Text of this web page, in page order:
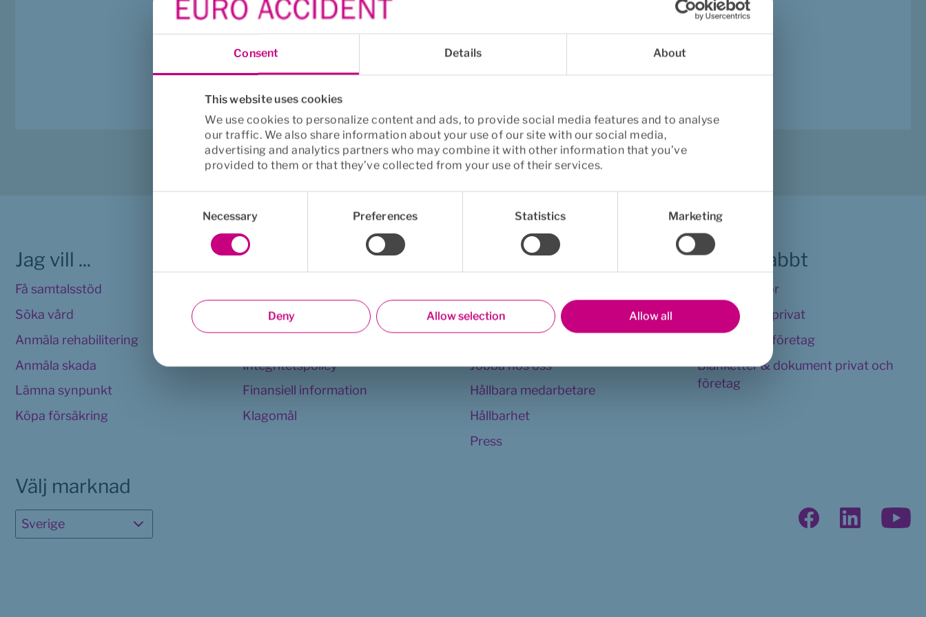
Consent Details About
This website uses cookies
We use cookies to personalize content and ads, to provide social media features and to analyse
our traffic. We also share information about your use of our site with our social media,
advertising and analytics partners who may combine it with other information that you’ve
provided to them or that they’ve collected from your use of their services.
Necessary Preferences Statistics Marketing
Deny Allow selection Allow all
Pengarna betalas i första hand ut till medarbetarens make, maka, sambo eller registrerade partner.
inga barn så betalas pengarna till föräldrarna.
Jag vill ...
Få samtalsstöd
Söka vård
Anmäla rehabilitering
Anmäla skada
Lämna synpunkt
Köpa försäkring
Viktig info
Användarvillkor
Integritetspolicy
Finansiell information
Klagomål
Euro Accident
Appen
Jobba hos oss
Hållbara medarbetare
Hållbarhet
Press
Hitta snabbt
Vanliga frågor
Kundservice privat
Kundservice företag
Blanketter & dokument privat och
företag
Välj marknad
Sverige